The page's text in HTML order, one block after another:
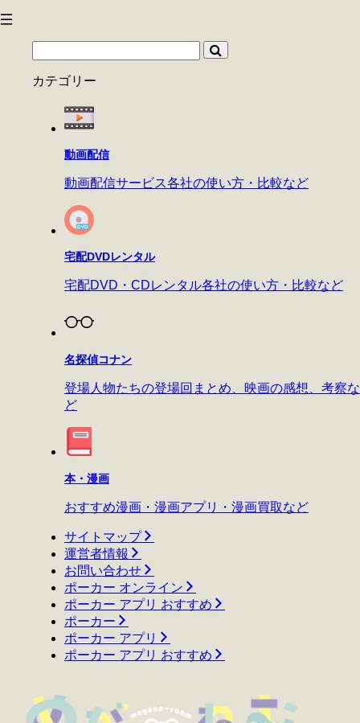
カテゴリー
動画配信
動画配信サービス各社の使い方・比較など
宅配DVDレンタル
宅配DVD・CDレンタル各社の使い方・比較など
名探偵コナン
登場人物たちの登場回まとめ、映画の感想、考察な
ど
本・漫画
おすすめ漫画・漫画アプリ・漫画買取など
サイトマップ
運営者情報
お問い合わせ
ポーカー オンライン
ポーカー アプリ おすすめ
ポーカー
ポーカー アプリ
ポーカー アプリ おすすめ